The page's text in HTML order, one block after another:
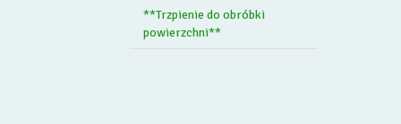
**Trzpienie do obróbki
powierzchni**